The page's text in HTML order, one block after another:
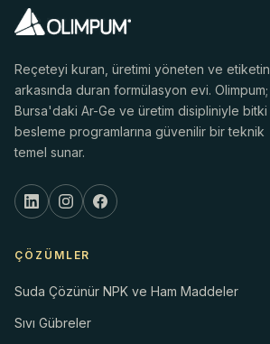
Reçeteyi kuran, üretimi yöneten ve etiketin
arkasında duran formülasyon evi. Olimpum;
Bursa'daki Ar-Ge ve üretim disipliniyle bitki
besleme programlarına güvenilir bir teknik
temel sunar.
ÇÖZÜMLER
Suda Çözünür NPK ve Ham Maddeler
Sıvı Gübreler